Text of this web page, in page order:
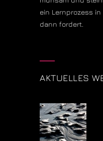
ein Lernprozess
dann fordert.
AKTUELLES